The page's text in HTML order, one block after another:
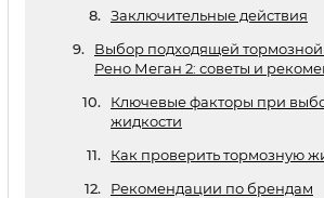
Заключительные действия
Выбор подходящей тормозной
Рено Меган 2: советы и
Ключевые факторы при
жидкости
Как проверить тормозную
Рекомендации по брендам